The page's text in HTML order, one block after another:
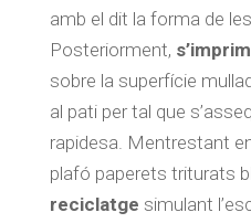
amb el dit la forma de
Posteriorment,
sobre la superfície
al pati per tal que
rapidesa. Mentrestant
plafó paperets triturats
reciclatge simulant